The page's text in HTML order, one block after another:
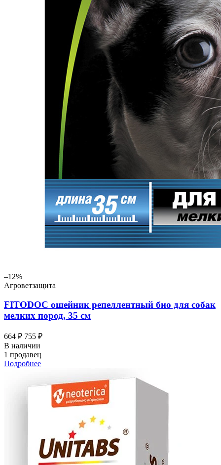
–12%
Агроветзащита
FITODOC ошейник репеллентный био для собак
мелких пород, 35 см
664 ₽ 755 ₽
В наличии
1 продавец
Подробнее